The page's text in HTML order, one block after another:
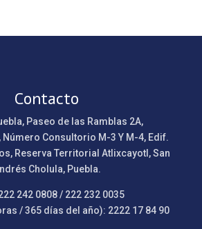
Contacto
Paseo de las Ramblas 2A,
Consultorio M-3 Y M-4, Edif.
Reserva Territorial Atlixcayotl, San
Cholula, Puebla.
242 0808 / 222 232 0035
/ 365 días del año): 2222 17 84 90